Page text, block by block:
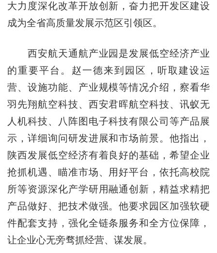
大力度深化改革开放创新，奋力把开发区建设
成为全省高质量发展示范区引领区。
西安航天通航产业园是发展低空经济产业
的重要平台。赵一德来到园区，听取建设运
营、设施功能、产业规模等情况介绍，察看华
羽先翔航空科技、西安君晖航空科技、讯蚁无
人机科技、八阵图电子科技有限公司等产品展
示，详细询问研发进展和市场前景。他指出，
陕西发展低空经济有着良好的基础，希望企业
抢抓机遇、瞄准市场、用好平台，依托高校院
所等资源深化产学研用融通创新，精益求精把
产品做好、把技术做强。他要求园区加强软硬
件配套支持，强化全链条服务和全方位保障，
让企业心无旁骛抓经营、谋发展。